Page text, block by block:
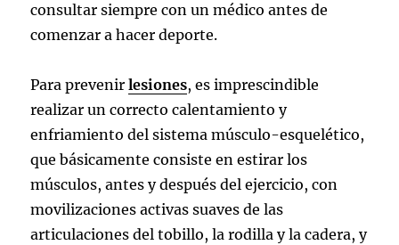
consultar siempre con un médico antes de
comenzar a hacer deporte.
Para prevenirlesiones, es imprescindible
realizar un correcto calentamiento y
enfriamiento del sistema músculo-esquelético,
que básicamente consiste en estirar los
músculos, antes y después del ejercicio, con
movilizaciones activas suaves de las
articulaciones del tobillo, la rodilla y la cadera, y